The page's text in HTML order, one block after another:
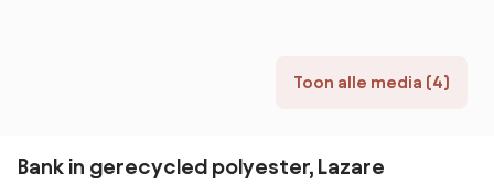
Toon alle media (4)
Bank in gerecycled polyester, Lazare